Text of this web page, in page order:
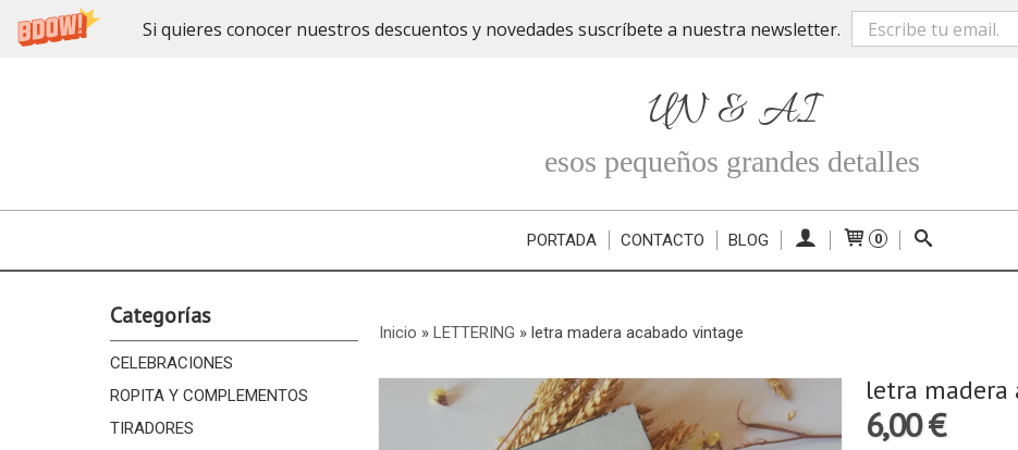
Si quieres conocer nuestros descuentos y novedades suscríbete a nuestra newsletter.
UN & AI
esos pequeños grandes detalles
PORTADA CONTACTO BLOG 0
Categorías
CELEBRACIONES
ROPITA Y COMPLEMENTOS
TIRADORES
Inicio » LETTERING » letra madera acabado vintage
letra madera
6,00 €